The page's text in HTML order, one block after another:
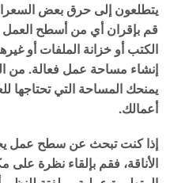
يتطلعون إلى حرق بعض السعرات
قم بإقران أي من أسطح
الكتب أو خزانة الملفات أو
إنشاء مساحة عمل فعالة. من
يمنحك المساحة التي تحتاجها
أعمالك.
إذا كنت تبحث عن سطح عمل
الأناقة، فقم بإلقاء نظرة على